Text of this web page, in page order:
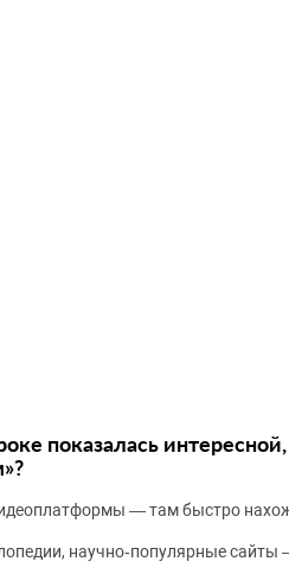
показалась
— там быстро
научно‑популярные